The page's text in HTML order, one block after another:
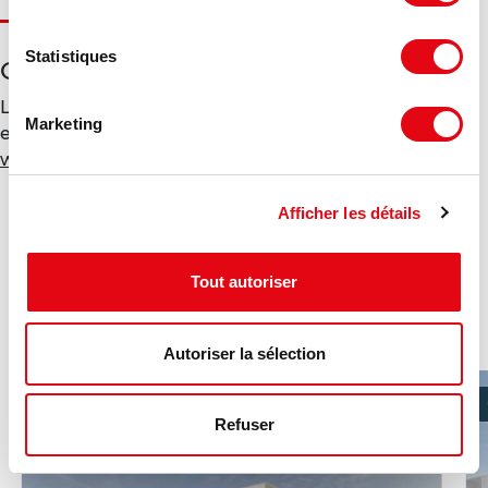
Statistiques
Marketing
Afficher les détails
Tout autoriser
Autoriser la sélection
Refuser
Géorisques
Les informations sur les risques auxquels ce bien est
exposé sont disponibles sur le site Géorisques :
www.georisques.gouv.fr
Ces annonces pourraient vous